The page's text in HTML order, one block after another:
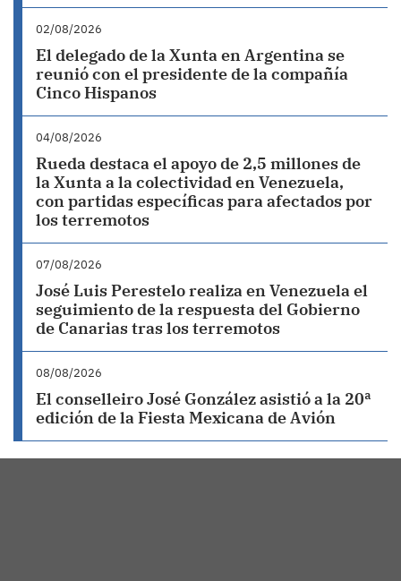
02/08/2026
El delegado de la Xunta en Argentina se
reunió con el presidente de la compañía
Cinco Hispanos
04/08/2026
Rueda destaca el apoyo de 2,5 millones de
la Xunta a la colectividad en Venezuela,
con partidas específicas para afectados por
los terremotos
07/08/2026
José Luis Perestelo realiza en Venezuela el
seguimiento de la respuesta del Gobierno
de Canarias tras los terremotos
08/08/2026
El conselleiro José González asistió a la 20ª
edición de la Fiesta Mexicana de Avión